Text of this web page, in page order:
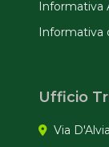
Informativa
Informativa
Ufficio
Via